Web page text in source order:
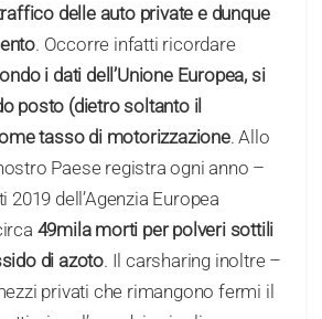
delle auto private e dunque
. Occorre infatti ricordare
i dati dell’Unione Europea, si
posto (dietro soltanto il
tasso di motorizzazione. Allo
Paese registra ogni anno –
2019 dell’Agenzia Europea
49mila morti per polveri sottili
di azoto. Il carsharing inoltre –
privati che rimangono fermi il